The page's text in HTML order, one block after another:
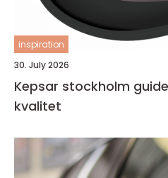
inspiration
30. July 2026
Kepsar stockholm guide till stil, funktion och
kvalitet